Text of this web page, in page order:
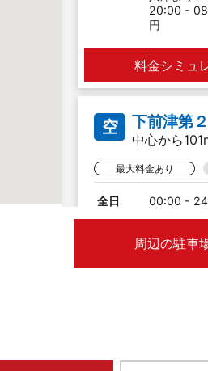
20:00 -
円
料金シミュ
空 下前津第２
中心から
最大料金あり
全日
00:00 -
円
中心から
周辺の駐車